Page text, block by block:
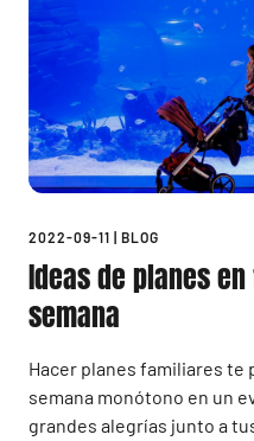
2022-09-11 BLOG
Ideas de planes
semana
Hacer planes familiares
semana monótono en un
grandes alegrías junto a